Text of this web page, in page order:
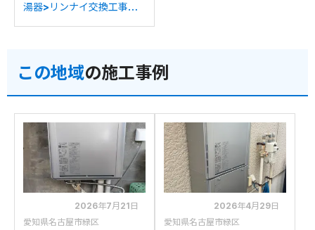
湯器>リンナイ交換工事施
交換
この地域の施工事例
2026年7月21日
愛知県名古屋市緑区
2026年4月29日
愛知県名古屋市緑区